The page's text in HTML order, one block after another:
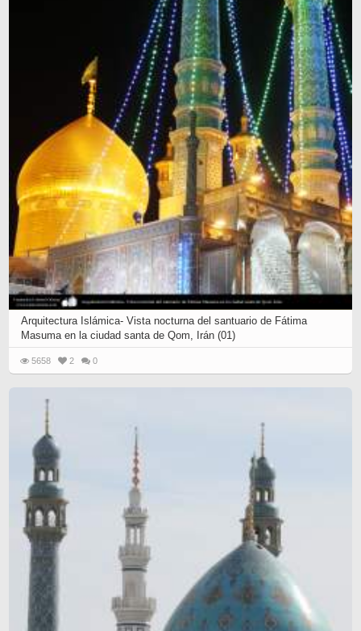
Arquitectura Islámica- Vista nocturna del santuario de Fátima
Masuma en la ciudad santa de Qom, Irán (01)
5658 2 0